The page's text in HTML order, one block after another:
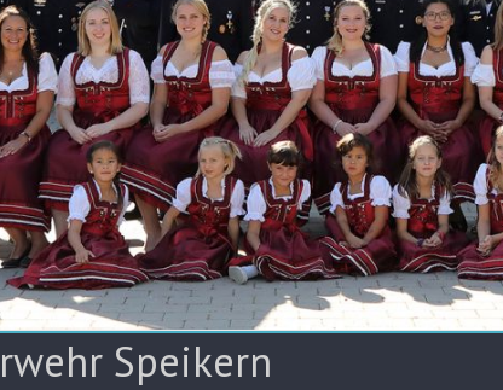
Speikern